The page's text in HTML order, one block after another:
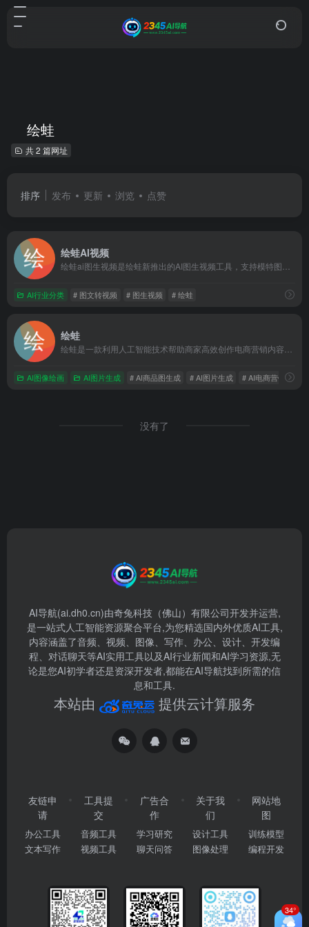
绘蛙
共 2 篇网址
排序 发布 更新 浏览 点赞
绘蛙AI视频
AI行业分类 # 图文转视频 # 图生视频 # 绘蛙
绘蛙
AI图像绘画 AI图片生成 # AI商品图生成 # AI图片生成 # AI电商营销工具
没有了
AI导航(ai.dh0.cn)由奇兔科技（佛山）有限公司开发并运营,
是一站式人工智能资源聚合平台,为您精选国内外优质AI工具,
内容涵盖了音频、视频、图像、写作、办公、设计、开发编
程、对话聊天等AI实用工具以及AI行业新闻和AI学习资源,无
论是您AI初学者还是资深开发者,都能在AI导航找到所需的信
息和工具.
本站由 提供云计算服务
友链申
请
办公工具
文本写作
工具提
交
音频工具
视频工具
广告合
作
学习研究
聊天问答
关于我
们
设计工具
图像处理
网站地
图
训练模型
编程开发
34°